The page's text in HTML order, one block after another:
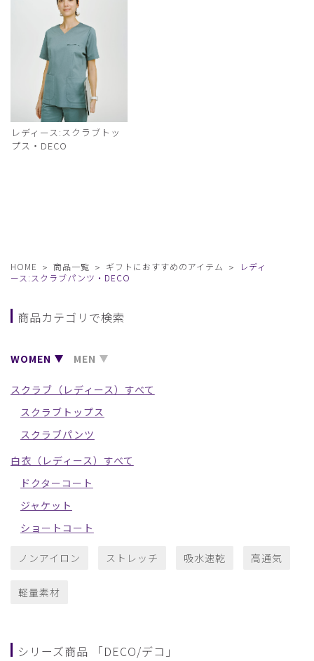
レディース:スクラブトッ
プス・DECO
HOME 商品一覧 ギフトにおすすめのアイテム
レディ
ース:スクラブパンツ・DECO
商品カテゴリで検索
WOMEN MEN
スクラブ（レディース）すべて
スクラブトップス
スクラブパンツ
白衣（レディース）すべて
ドクターコート
ジャケット
ショートコート
ノンアイロン ストレッチ 吸水速乾 高通気
軽量素材
シリーズ商品 「DECO/デコ」